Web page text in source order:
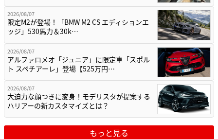
2026/08/07
限定M2が登場！「BMW M2 CS エディションエ
ッジ」530馬力＆30k…
2026/08/07
アルファロメオ「ジュニア」に限定車「スポル
ト スペチアーレ」登場【525万円…
2026/08/07
大迫力な顔つきに変身！モデリスタが提案する
ハリアーの新カスタマイズとは？
もっと見る